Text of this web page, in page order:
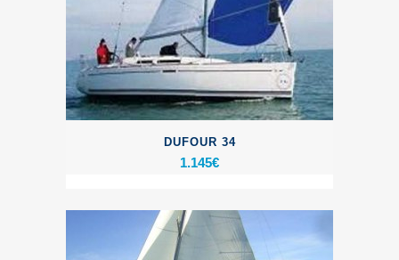
DUFOUR 34
1.145€